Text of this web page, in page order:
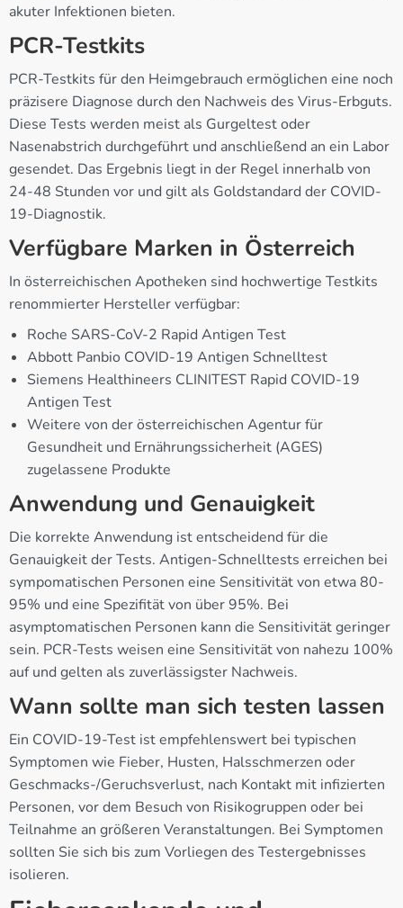
akuter Infektionen bieten.
PCR-Testkits
PCR-Testkits für den Heimgebrauch ermöglichen eine noch
präzisere Diagnose durch den Nachweis des Virus-Erbguts.
Diese Tests werden meist als Gurgeltest oder
Nasenabstrich durchgeführt und anschließend an ein Labor
gesendet. Das Ergebnis liegt in der Regel innerhalb von
24-48 Stunden vor und gilt als Goldstandard der COVID-
19-Diagnostik.
Verfügbare Marken in Österreich
In österreichischen Apotheken sind hochwertige Testkits
renommierter Hersteller verfügbar:
Roche SARS-CoV-2 Rapid Antigen Test
Abbott Panbio COVID-19 Antigen Schnelltest
Siemens Healthineers CLINITEST Rapid COVID-19
Antigen Test
Weitere von der österreichischen Agentur für
Gesundheit und Ernährungssicherheit (AGES)
zugelassene Produkte
Anwendung und Genauigkeit
Die korrekte Anwendung ist entscheidend für die
Genauigkeit der Tests. Antigen-Schnelltests erreichen bei
sympomatischen Personen eine Sensitivität von etwa 80-
95% und eine Spezifität von über 95%. Bei
asymptomatischen Personen kann die Sensitivität geringer
sein. PCR-Tests weisen eine Sensitivität von nahezu 100%
auf und gelten als zuverlässigster Nachweis.
Wann sollte man sich testen lassen
Ein COVID-19-Test ist empfehlenswert bei typischen
Symptomen wie Fieber, Husten, Halsschmerzen oder
Geschmacks-/Geruchsverlust, nach Kontakt mit infizierten
Personen, vor dem Besuch von Risikogruppen oder bei
Teilnahme an größeren Veranstaltungen. Bei Symptomen
sollten Sie sich bis zum Vorliegen des Testergebnisses
isolieren.